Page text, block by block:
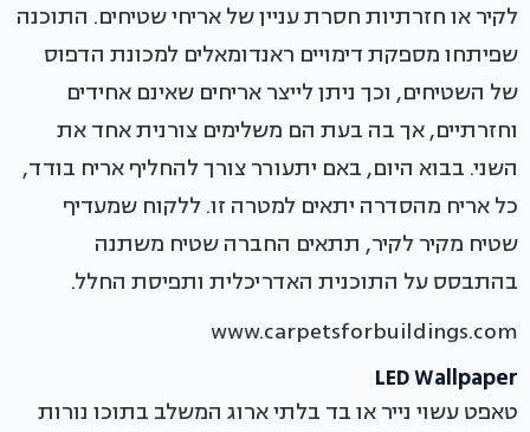
לקיר או חזרתיות חסרת עניין של אריחי שטיחים. התוכנה
שפיתחו מספקת דימויים ראנדומאלים למכונת הדפוס
של השטיחים, וכך ניתן לייצר אריחים שאינם אחידים
וחזרתיים, אך בה בעת הם משלימים צורנית אחד את
השני. בבוא היום, באם יתעורר צורך להחליף אריח בודד,
כל אריח מהסדרה יתאים למטרה זו. ללקוח שמעדיף
שטיח מקיר לקיר, תתאים החברה שטיח משתנה
בהתבסס על התוכנית האדריכלית ותפיסת החלל.
www.carpetsforbuildings.com
LED Wallpaper
טאפט עשוי נייר או בד בלתי ארוג המשלב בתוכו נורות